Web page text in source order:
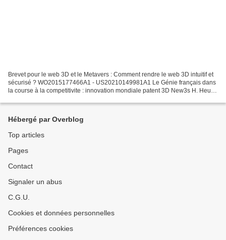
Brevet pour le web 3D et le Metavers : Comment rendre le web 3D intuitif et
sécurisé ? WO2015177466A1 - US20210149981A1 Le Génie français dans
la course à la competitivite : innovation mondiale patent 3D New3s H. Heully
Hébergé par Overblog
Top articles
Pages
Contact
Signaler un abus
C.G.U.
Cookies et données personnelles
Préférences cookies